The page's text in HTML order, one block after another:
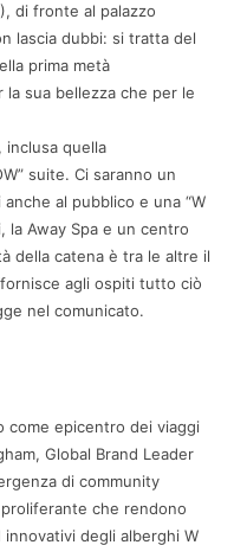
di fronte al palazzo
lascia dubbi: si tratta del
prima metà
sua bellezza che per le
inclusa quella
suite. Ci saranno un
al pubblico e una “W
la Away Spa e un centro
della catena è tra le altre il
agli ospiti tutto ciò
nel comunicato.
come epicentro dei viaggi
Global Brand Leader
di community
che rendono
degli alberghi W